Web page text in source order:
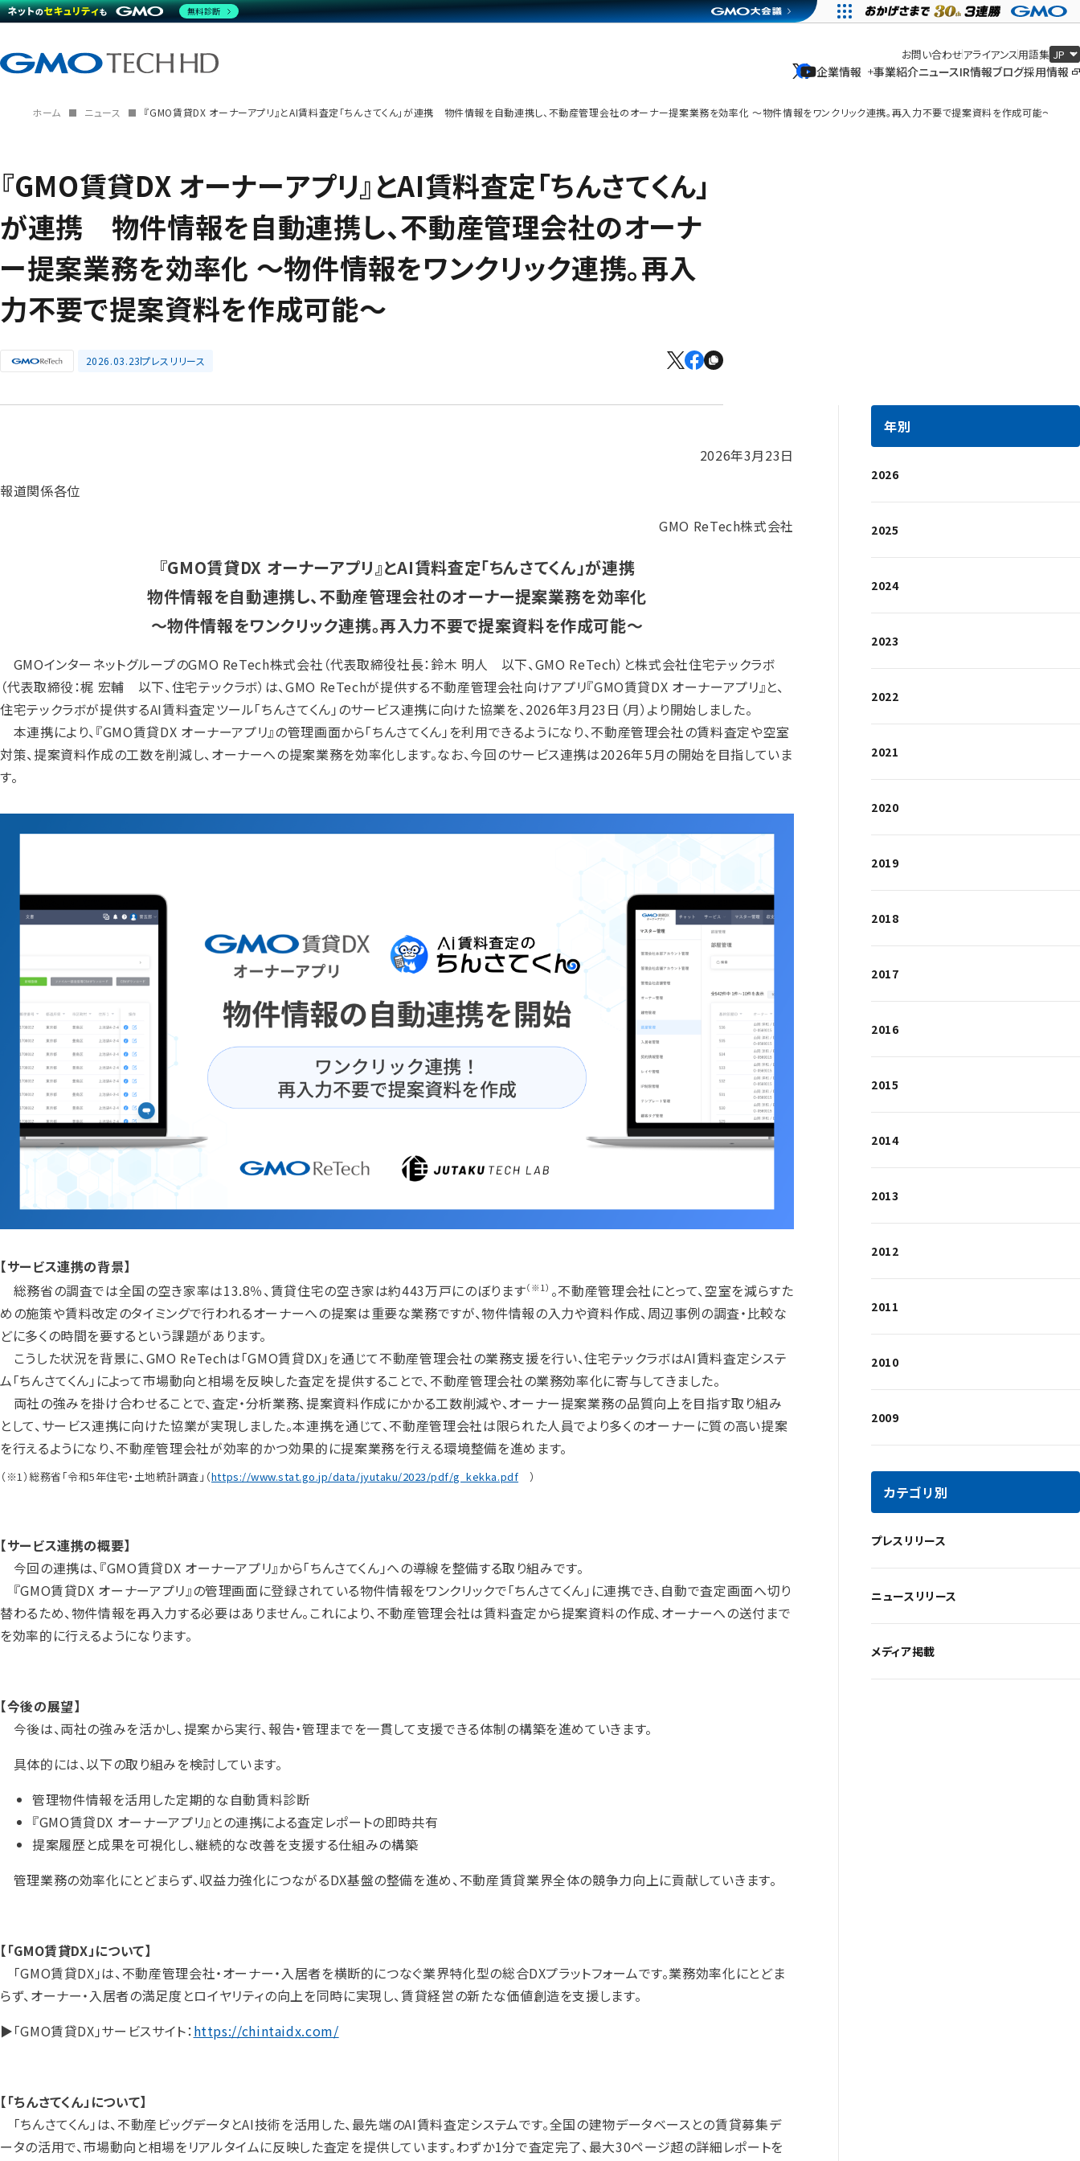
企業情報
企業情報
事業紹介ニュースIR情報ブログ採用情報
お問い合わせアライアンス用語集
ホーム ニュース 『GMO賃貸DX オーナーアプリ』とAI賃料査定「ちんさてくん」が連携 物件情報を自動連携し、不動産管理会社のオーナー提案業務を効率化 〜物件情報をワンクリック連携。再入力不要で提案資料を作成可能〜
『GMO賃貸DX オーナーアプリ』とAI賃料査定「ちんさてくん」
が連携 物件情報を自動連携し、不動産管理会社のオーナ
ー提案業務を効率化 〜物件情報をワンクリック連携。再入
力不要で提案資料を作成可能〜
2026.03.23プレスリリース
2026年3月23日
報道関係各位
GMO ReTech株式会社
『GMO賃貸DX オーナーアプリ』とAI賃料査定「ちんさてくん」が連携
物件情報を自動連携し、不動産管理会社のオーナー提案業務を効率化
〜物件情報をワンクリック連携。再入力不要で提案資料を作成可能〜
GMOインターネットグループのGMO ReTech株式会社（代表取締役社長：鈴木 明人 以下、GMO ReTech）と株式会社住宅テックラボ
（代表取締役：梶 宏輔 以下、住宅テックラボ）は、GMO ReTechが提供する不動産管理会社向けアプリ『GMO賃貸DX オーナーアプリ』と、
住宅テックラボが提供するAI賃料査定ツール「ちんさてくん」のサービス連携に向けた協業を、2026年3月23日（月）より開始しました。
本連携により、『GMO賃貸DX オーナーアプリ』の管理画面から「ちんさてくん」を利用できるようになり、不動産管理会社の賃料査定や空室
対策、提案資料作成の工数を削減し、オーナーへの提案業務を効率化します。なお、今回のサービス連携は2026年5月の開始を目指していま
す。
【サービス連携の背景】
総務省の調査では全国の空き家率は13.8％、賃貸住宅の空き家は約443万戸にのぼります（※1） 。不動産管理会社にとって、空室を減らすた
めの施策や賃料改定のタイミングで行われるオーナーへの提案は重要な業務ですが、物件情報の入力や資料作成、周辺事例の調査・比較な
どに多くの時間を要するという課題があります。
こうした状況を背景に、GMO ReTechは「GMO賃貸DX」を通じて不動産管理会社の業務支援を行い、住宅テックラボはAI賃料査定システ
ム「ちんさてくん」によって市場動向と相場を反映した査定を提供することで、不動産管理会社の業務効率化に寄与してきました。
両社の強みを掛け合わせることで、査定・分析業務、提案資料作成にかかる工数削減や、オーナー提案業務の品質向上を目指す取り組み
として、サービス連携に向けた協業が実現しました。本連携を通じて、不動産管理会社は限られた人員でより多くのオーナーに質の高い提案
を行えるようになり、不動産管理会社が効率的かつ効果的に提案業務を行える環境整備を進めます。
（※1）総務省「令和5年住宅・土地統計調査」（https://www.stat.go.jp/data/jyutaku/2023/pdf/g_kekka.pdf ）
【サービス連携の概要】
今回の連携は、『GMO賃貸DX オーナーアプリ』から「ちんさてくん」への導線を整備する取り組みです。
『GMO賃貸DX オーナーアプリ』の管理画面に登録されている物件情報をワンクリックで「ちんさてくん」に連携でき、自動で査定画面へ切り
替わるため、物件情報を再入力する必要はありません。これにより、不動産管理会社は賃料査定から提案資料の作成、オーナーへの送付まで
を効率的に行えるようになります。
【今後の展望】
今後は、両社の強みを活かし、提案から実行、報告・管理までを一貫して支援できる体制の構築を進めていきます。
具体的には、以下の取り組みを検討しています。
管理物件情報を活用した定期的な自動賃料診断
『GMO賃貸DX オーナーアプリ』との連携による査定レポートの即時共有
提案履歴と成果を可視化し、継続的な改善を支援する仕組みの構築
管理業務の効率化にとどまらず、収益力強化につながるDX基盤の整備を進め、不動産賃貸業界全体の競争力向上に貢献していきます。
【「GMO賃貸DX」について】
「GMO賃貸DX」は、不動産管理会社・オーナー・入居者を横断的につなぐ業界特化型の総合DXプラットフォームです。業務効率化にとどま
らず、オーナー・入居者の満足度とロイヤリティの向上を同時に実現し、賃貸経営の新たな価値創造を支援します。
▶「GMO賃貸DX」サービスサイト： https://chintaidx.com/
【「ちんさてくん」について】
「ちんさてくん」は、不動産ビッグデータとAI技術を活用した、最先端のAI賃料査定システムです。全国の建物データベースとの賃貸募集デ
ータの活用で、市場動向と相場をリアルタイムに反映した査定を提供しています。わずか1分で査定完了、最大30ページ超の詳細レポートを
年別
2026
2025
2024
2023
2022
2021
2020
2019
2018
2017
2016
2015
2014
2013
2012
2011
2010
2009
カテゴリ別
プレスリリース
ニュースリリース
メディア掲載
無料診断